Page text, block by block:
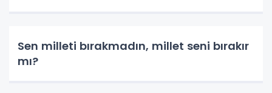
Sen milleti bırakmadın, millet seni bırakır
mı?